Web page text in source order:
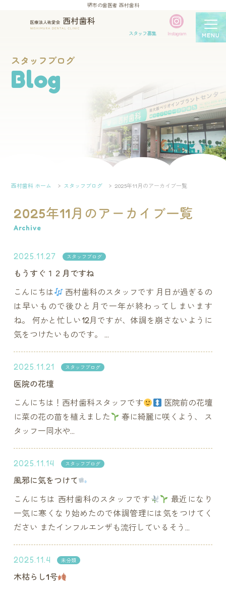
堺市の歯医者 西村歯科
スタッフ募集 Instagram MENU
スタッフブログ
Blog
西村歯科 ホーム スタッフブログ 2025年11月のアーカイブ一覧
2025年11月のアーカイブ一覧
Archive
2025.11.27 スタッフブログ
もうすぐ１２月ですね
こんにちは
西村歯科のスタッフです 月日が過ぎるの
は早いもので後ひと月で一年が終わってしまいます
ね。 何かと忙しい12月ですが、体調を崩さないように
気をつけたいものです。 ...
2025.11.21 スタッフブログ
医院の花壇
こんにちは！西村歯科スタッフです
医院前の花壇
に菜の花の苗を植えました
春に綺麗に咲くよう、 ス
タッフ一同水や...
2025.11.14 スタッフブログ
風邪に気をつけて
こんにちは 西村歯科のスタッフです
最近になり
一気に寒くなり始めたので体調管理には気をつけてく
ださい またインフルエンザも流行しているそう...
2025.11.4 未分類
木枯らし1号